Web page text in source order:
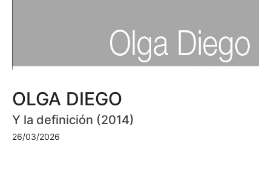
OLGA DIEGO
Y la definición (2014)
26/03/2026